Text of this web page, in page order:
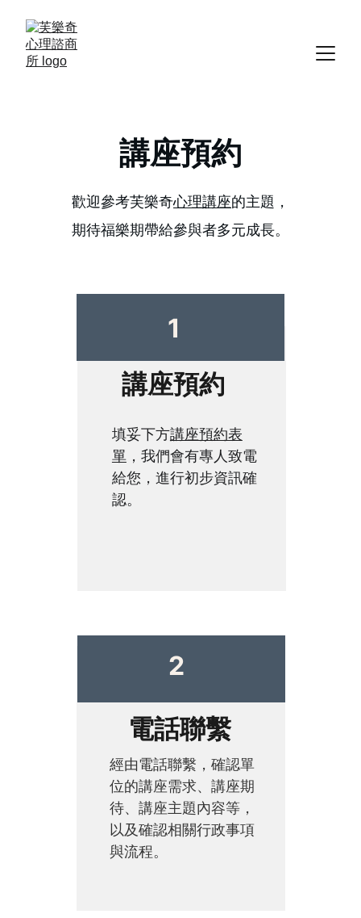
講座預約
歡迎參考芙樂奇心理講座的主題，
期待福樂期帶給參與者多元成長。
1
2
填妥下方講座預約表
單，我們會有專人致電
給您，進行初步資訊確
認。
講座預約
電話聯繫
經由電話聯繫，確認單
位的講座需求、講座期
待、講座主題內容等，
以及確認相關行政事項
與流程。